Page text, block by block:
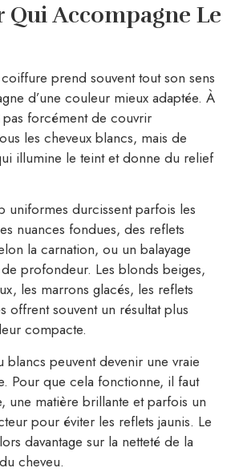
Qui Accompagne Le
prend souvent tout son sens
d’une couleur mieux adaptée. À
pas forcément de couvrir
les cheveux blancs, mais de
illumine le teint et donne du relief
uniformes durcissent parfois les
nuances fondues, des reflets
la carnation, ou un balayage
profondeur. Les blonds beiges,
les marrons glacés, les reflets
offrent souvent un résultat plus
compacte.
blancs peuvent devenir une vraie
Pour que cela fonctionne, il faut
une matière brillante et parfois un
pour éviter les reflets jaunis. Le
davantage sur la netteté de la
cheveu.